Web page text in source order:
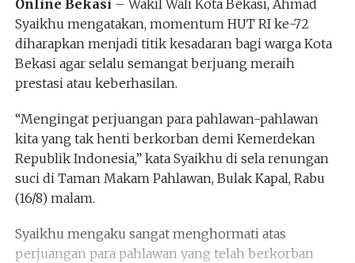
Online Bekasi – Wakil Wali Kota Bekasi, Ahmad
Syaikhu mengatakan, momentum HUT RI ke-72
diharapkan menjadi titik kesadaran bagi warga Kota
Bekasi agar selalu semangat berjuang meraih
prestasi atau keberhasilan.
“Mengingat perjuangan para pahlawan-pahlawan
kita yang tak henti berkorban demi Kemerdekan
Republik Indonesia,” kata Syaikhu di sela renungan
suci di Taman Makam Pahlawan, Bulak Kapal, Rabu
(16/8) malam.
Syaikhu mengaku sangat menghormati atas
perjuangan para pahlawan yang telah berkorban